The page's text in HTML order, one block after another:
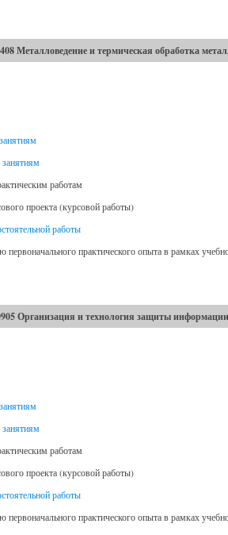
Металловедение и термическая обработка
работам
проекта (курсовой работы)
работы
практического опыта в рамках
Организация и технология защиты
работам
проекта (курсовой работы)
работы
практического опыта в рамках